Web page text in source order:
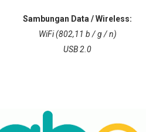
Sambungan Data / Wireless:
WiFi (802,11 b / g / n)
USB 2.0